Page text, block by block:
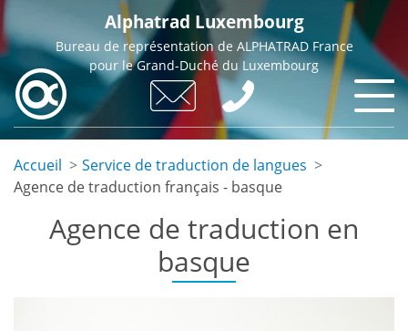
Skip
to
main
content
Alphatrad Luxembourg
Bureau de représentation de ALPHATRAD France
pour le Grand-Duché du Luxembourg
Accueil
Service de traduction de langues
Agence de traduction français - basque
Agence de traduction en
basque